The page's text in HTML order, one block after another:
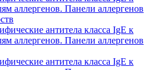
аллергенов. Панели аллергенов
антитела класса IgE к
аллергенов. Панели аллергенов
антитела класса IgE к